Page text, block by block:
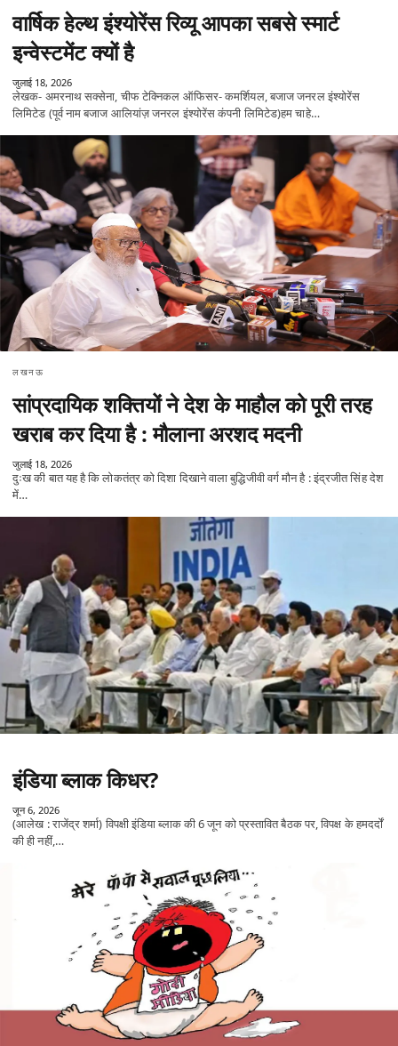
वार्षिक हेल्थ इंश्योरेंस रिव्यू आपका सबसे स्मार्ट
इन्वेस्टमेंट क्यों है
जुलाई 18, 2026
लेखक- अमरनाथ सक्सेना, चीफ टेक्निकल ऑफिसर- कमर्शियल, बजाज जनरल इंश्योरेंस
लिमिटेड (पूर्व नाम बजाज आलियांज़ जनरल इंश्योरेंस कंपनी लिमिटेड)हम चाहे…
लखनऊ
सांप्रदायिक शक्तियों ने देश के माहौल को पूरी तरह
खराब कर दिया है : मौलाना अरशद मदनी
जुलाई 18, 2026
दुःख की बात यह है कि लोकतंत्र को दिशा दिखाने वाला बुद्धिजीवी वर्ग मौन है : इंद्रजीत सिंह देश
में…
इंडिया ब्लाक किधर?
जून 6, 2026
(आलेख : राजेंद्र शर्मा) विपक्षी इंडिया ब्लाक की 6 जून को प्रस्तावित बैठक पर, विपक्ष के हमदर्दों
की ही नहीं,…